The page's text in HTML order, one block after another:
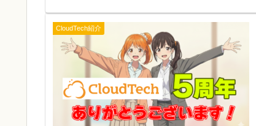
CloudTech紹介